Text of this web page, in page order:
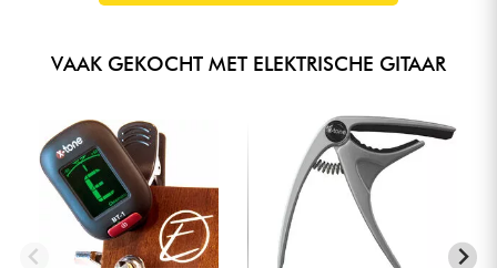
VAAK GEKOCHT MET ELEKTRISCHE GITAAR